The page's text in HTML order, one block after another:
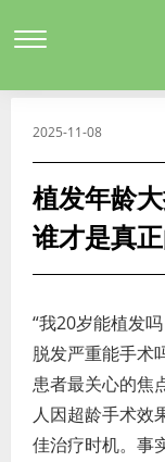
2025-11-08
植发年龄
谁才是真
“我20岁能植发
脱发严重能手术
患者最关心的焦
人因超龄手术效
佳治疗时机。事